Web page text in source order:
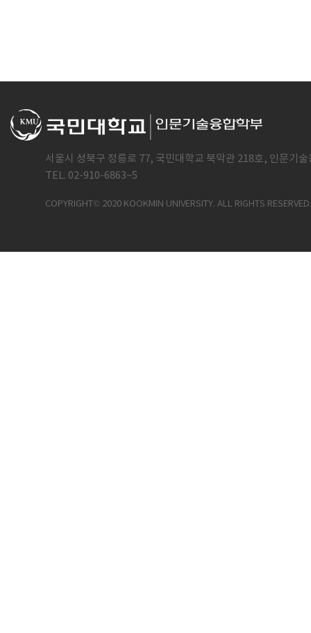
서울시 성북구 정릉로 77, 국민대학교 북악관 218호, 인문기
TEL. 02-910-6863~5
COPYRIGHT© 2020 KOOKMIN UNIVERSITY. ALL RIGHTS RESERVED.